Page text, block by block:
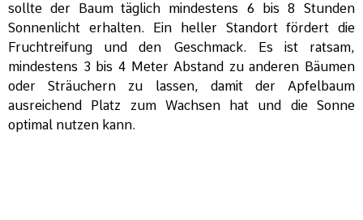
sollte der Baum täglich mindestens 6 bis 8 Stunden
Sonnenlicht erhalten. Ein heller Standort fördert die
Fruchtreifung und den Geschmack. Es ist ratsam,
mindestens 3 bis 4 Meter Abstand zu anderen Bäumen
oder Sträuchern zu lassen, damit der Apfelbaum
ausreichend Platz zum Wachsen hat und die Sonne
optimal nutzen kann.